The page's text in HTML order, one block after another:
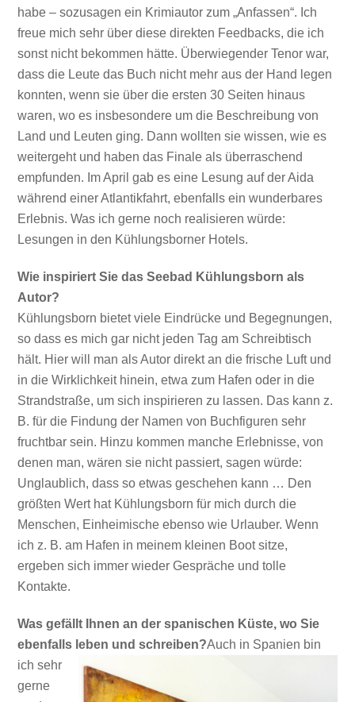
habe – sozusagen ein Krimiautor zum „Anfassen“. Ich
freue mich sehr über diese direkten Feedbacks, die ich
sonst nicht bekommen hätte. Überwiegender Tenor war,
dass die Leute das Buch nicht mehr aus der Hand legen
konnten, wenn sie über die ersten 30 Seiten hinaus
waren, wo es insbesondere um die Beschreibung von
Land und Leuten ging. Dann wollten sie wissen, wie es
weitergeht und haben das Finale als überraschend
empfunden. Im April gab es eine Lesung auf der Aida
während einer Atlantikfahrt, ebenfalls ein wunderbares
Erlebnis. Was ich gerne noch realisieren würde:
Lesungen in den Kühlungsborner Hotels.
Wie inspiriert Sie das Seebad Kühlungsborn als
Autor?
Kühlungsborn bietet viele Eindrücke und Begegnungen,
so dass es mich gar nicht jeden Tag am Schreibtisch
hält. Hier will man als Autor direkt an die frische Luft und
in die Wirklichkeit hinein, etwa zum Hafen oder in die
Strandstraße, um sich inspirieren zu lassen. Das kann z.
B. für die Findung der Namen von Buchfiguren sehr
fruchtbar sein. Hinzu kommen manche Erlebnisse, von
denen man, wären sie nicht passiert, sagen würde:
Unglaublich, dass so etwas geschehen kann … Den
größten Wert hat Kühlungsborn für mich durch die
Menschen, Einheimische ebenso wie Urlauber. Wenn
ich z. B. am Hafen in meinem kleinen Boot sitze,
ergeben sich immer wieder Gespräche und tolle
Kontakte.
Was gefällt Ihnen an der spanischen Küste, wo Sie
ebenfalls leben und schreiben?Auch in Spanien bin
ich sehr
gerne